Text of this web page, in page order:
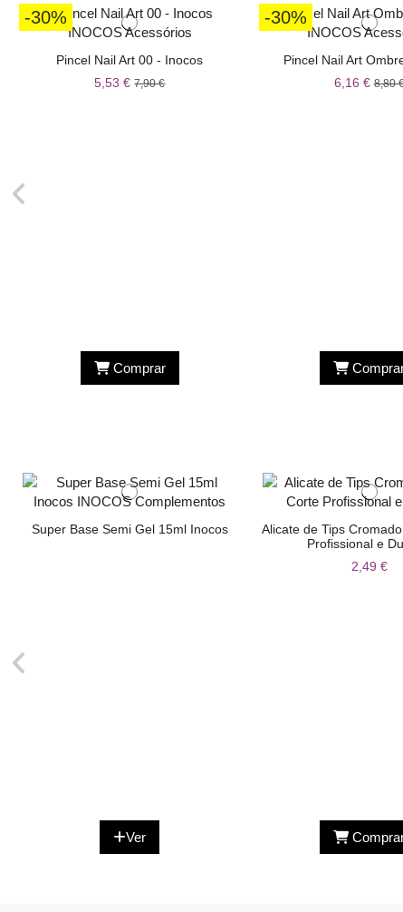
-30%
Pincel Nail Art 00 - Inocos
5,53 €7,90 €
Comprar
-30%
Pincel Nail Art
6,16 €8,80
Super Base Semi Gel 15ml Inocos
Ver
Alicate de Tips
Profissional e
2,49 €